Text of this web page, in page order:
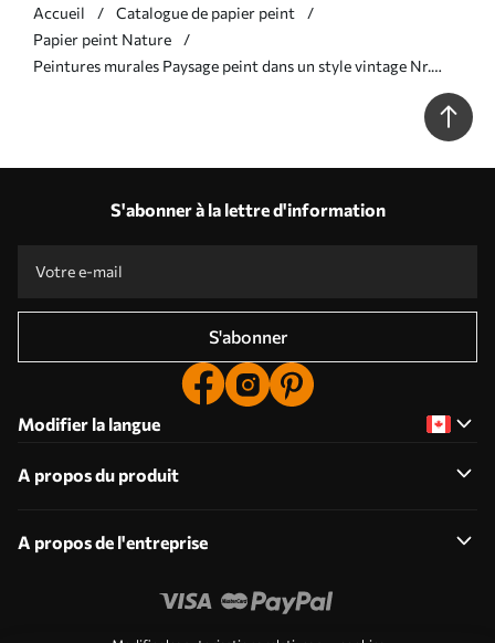
Accueil
Catalogue de papier peint
Papier peint Nature
Peintures murales Paysage peint dans un style vintage Nr.
S'abonner à la lettre d'information
S'abonner
Modifier la langue
A propos du produit
A propos de l'entreprise